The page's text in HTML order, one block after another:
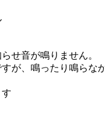
せ音が鳴りません。
が、鳴ったり鳴らな